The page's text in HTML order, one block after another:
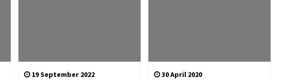
19 September 2022 30 April 2020